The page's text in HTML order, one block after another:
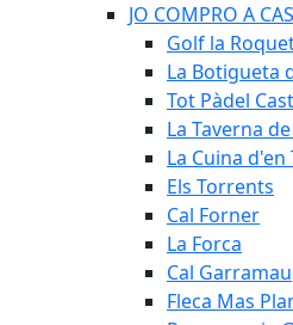
JO COMPRO A
Golf la
La Botigueta
Tot Pàdel
La Taverna
La Cuina d'en
Els Torrents
Cal Forner
La Forca
Cal Garramau
Fleca Mas